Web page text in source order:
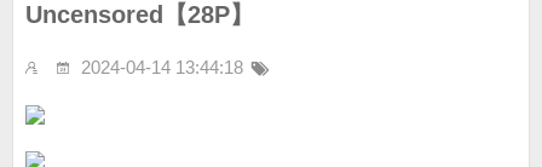
Uncensored【28P】
2024-04-14 13:44:18